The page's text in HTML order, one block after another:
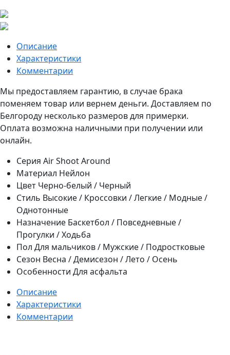
Описание
Характеристики
Комментарии
Мы предоставляем гарантию, в случае брака
поменяем товар или вернем деньги. Доставляем по
Белгороду несколько размеров для примерки.
Оплата возможна наличными при получении или
онлайн.
Серия Air Shoot Around
Материал Нейлон
Цвет Черно-белый / Черный
Стиль Высокие / Кроссовки / Легкие / Модные /
Однотонные
Назначение Баскетбол / Повседневные /
Прогулки / Ходьба
Пол Для мальчиков / Мужские / Подростковые
Сезон Весна / Демисезон / Лето / Осень
Особенности Для асфальта
Описание
Характеристики
Комментарии